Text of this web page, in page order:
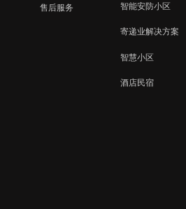
售后服务 智能安防小区
寄递业解决方案
智慧小区
酒店民宿